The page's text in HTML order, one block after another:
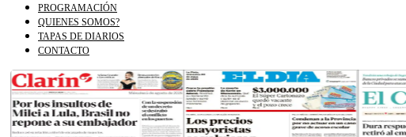
PROGRAMACIÓN
QUIENES SOMOS?
TAPAS DE DIARIOS
CONTACTO